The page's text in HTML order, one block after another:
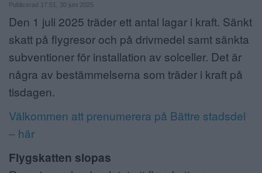
ANNONSERA
NÄRINGSLIV
MER
Publicerad 17:51, 30 juni 2025
Den 1 juli 2025 träder ett antal lagar i kraft. Sänkt
skatt på flygresor och på drivmedel samt sänkta
subventioner för installation av solceller. Det är
några av bestämmelserna som träder i kraft på
tisdagen.
Välkommen att prenumerera på Bättre stadsdel
– här
Flygskatten slopas